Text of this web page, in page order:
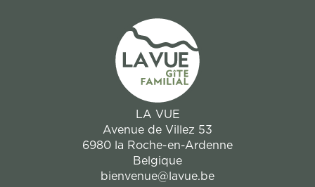
LA VUE
Avenue de Villez 53
6980 la Roche-en-Ardenne
Belgique
bienvenue@lavue.be